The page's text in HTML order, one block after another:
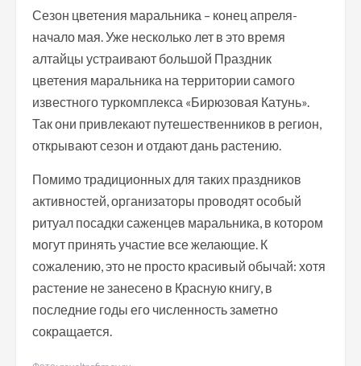
Сезон цветения маральника – конец апреля-
начало мая. Уже несколько лет в это время
алтайцы устраивают большой Праздник
цветения маральника на территории самого
известного туркомплекса «Бирюзовая Катунь».
Так они привлекают путешественников в регион,
открывают сезон и отдают дань растению.
Помимо традиционных для таких праздников
активностей, организаторы проводят особый
ритуал посадки саженцев маральника, в котором
могут принять участие все желающие. К
сожалению, это не просто красивый обычай: хотя
растение не занесено в Красную книгу, в
последние годы его численность заметно
сокращается.